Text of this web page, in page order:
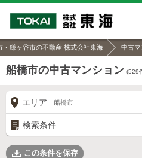
・鎌ヶ谷市の不動産 株式会社東海 中古
船橋市の中古マンション (529
エリア 船橋市
検索条件
この条件を保存